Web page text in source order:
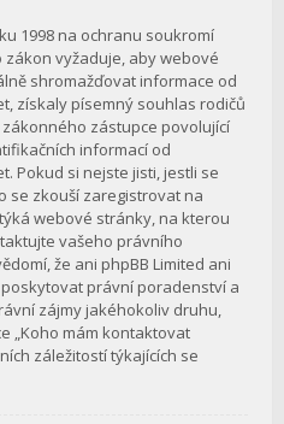
1998 na ochranu soukromí
vyžaduje, aby webové
shromažďovat informace od
získaly písemný souhlas rodičů
zástupce povolující
informací od
Pokud si nejste jisti, jestli se
se zkouší zaregistrovat na
webové stránky, na kterou
vašeho právního
že ani phpBB Limited ani
právní poradenství a
zájmy jakéhokoliv druhu,
„Koho mám kontaktovat
záležitostí týkajících se